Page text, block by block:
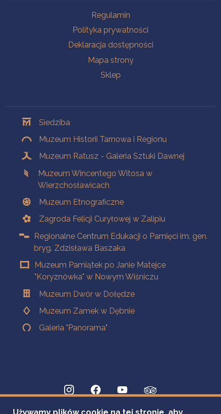
Regulamin
Polityka prywatności
Deklaracja dostępności
Mapa strony
Sklep
Siedziba
Muzeum Historii Tarnowa i Regionu
Muzeum Ratusz - Galeria Sztuki Dawnej
Muzeum Wincentego Witosa w
Wierzchosławicach
Muzeum Etnograficzne
Zagroda Felicji Curyłowej w Zalipiu
Regionalne Centrum Edukacji o Pamięci im. gen.
bryg. Zdzisława Baszaka
Muzeum Pamiątek po Janie Matejce
"Koryznówka" w Nowym Wiśniczu
Muzeum Dwór w Dołędze
Muzeum Zamek w Dębnie
Galeria "Panorama"